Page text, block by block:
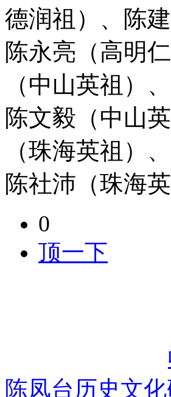
德润祖）、陈
陈永亮（高明
（中山英祖）
陈文毅（中山
（珠海英祖）
陈社沛（珠海
0
顶一下
陈凤台历史文